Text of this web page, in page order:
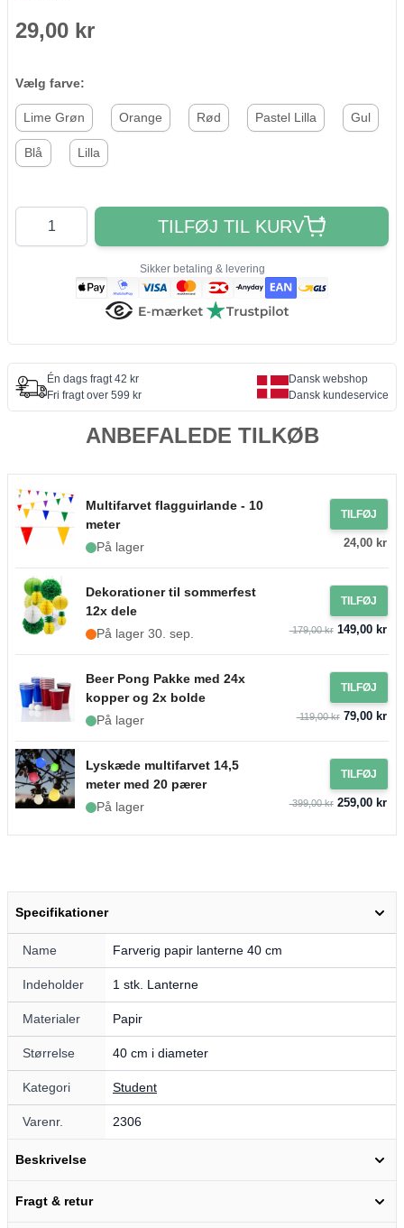
29,00 kr
Vælg farve:
Lime Grøn Orange Rød Pastel Lilla Gul
Blå Lilla
Antal
TILFØJ TIL KURV
Sikker betaling & levering
Én dags fragt 42 kr
Fri fragt over 599 kr
Dansk webshop
Dansk kundeservice
ANBEFALEDE TILKØB
Multifarvet flagguirlande - 10
meter
På lager
TILFØJ
24,00 kr
Dekorationer til sommerfest
12x dele
På lager 30. sep.
TILFØJ
179,00 kr149,00 kr
Beer Pong Pakke med 24x
kopper og 2x bolde
På lager
TILFØJ
119,00 kr79,00 kr
Lyskæde multifarvet 14,5
meter med 20 pærer
På lager
TILFØJ
399,00 kr259,00 kr
Specifikationer
Name Farverig papir lanterne 40 cm
Indeholder 1 stk. Lanterne
Materialer Papir
Størrelse 40 cm i diameter
Kategori Student
Varenr. 2306
Beskrivelse
Fragt & retur